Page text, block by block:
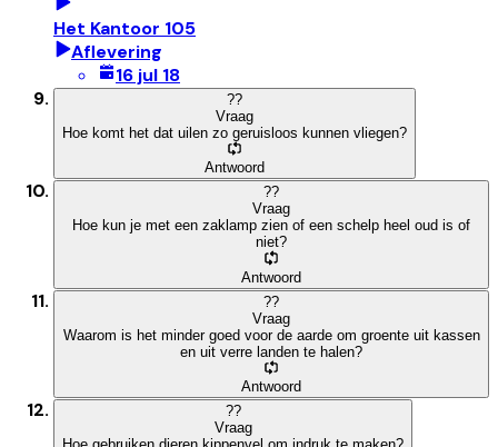
Het Kantoor 105
Aflevering
16 jul 18
??
Vraag
Hoe komt het dat uilen zo geruisloos kunnen vliegen?
Antwoord
??
Vraag
Hoe kun je met een zaklamp zien of een schelp heel oud is of
niet?
Antwoord
??
Vraag
Waarom is het minder goed voor de aarde om groente uit kassen
en uit verre landen te halen?
Antwoord
??
Vraag